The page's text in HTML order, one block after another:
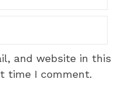
and website in this
time I comment.